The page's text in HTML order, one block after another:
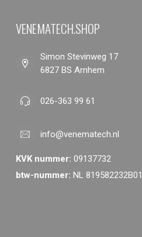
VENEMATECH.SHOP
Simon Stevinweg 17
6827 BS Arnhem
026-363 99 61
info@venematech.nl
KVK nummer: 09137732
btw-nummer: NL 819582232B01